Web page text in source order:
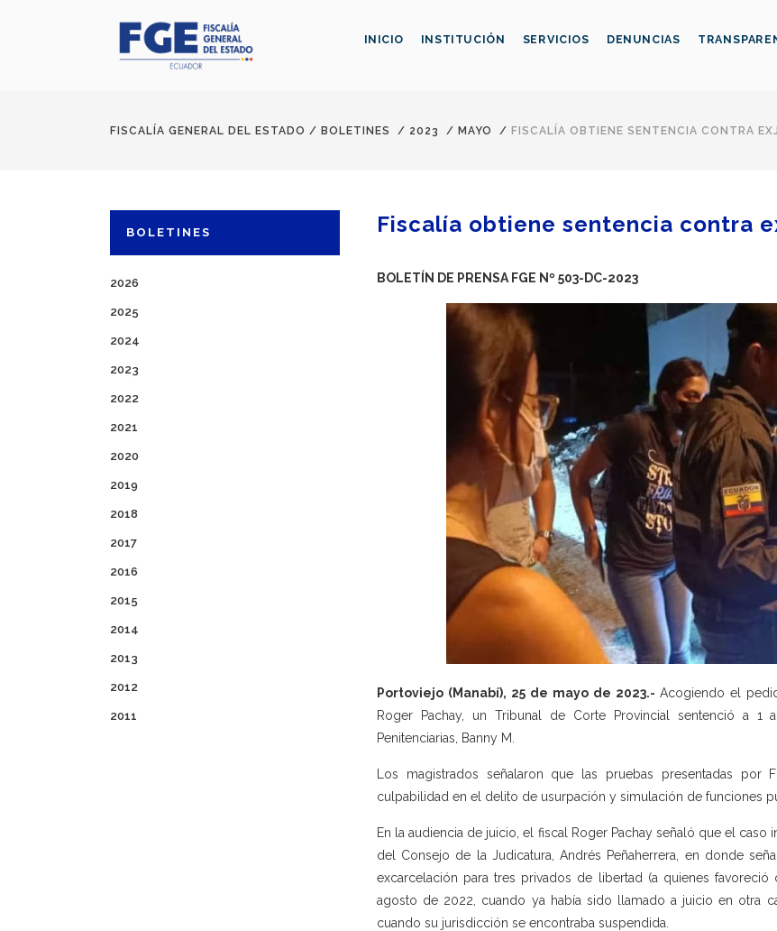
INICIO INSTITUCIÓN SERVICIOS DENUNCIAS
FISCALÍA GENERAL DEL ESTADO / BOLETINES / 2023 / MAYO / FISCALÍA OBTIENE SENTENCIA CONTRA
BOLETINES
2026
2025
2024
2023
2022
2021
2020
2019
2018
2017
2016
2015
2014
2013
2012
2011
Fiscalía obtiene sentencia contra
BOLETÍN DE PRENSA FGE Nº 503-DC-2023
Portoviejo (Manabí), 25 de mayo de 2023.- Acogiendo el
Roger Pachay, un Tribunal de Corte Provincial sentenció a
Penitenciarias, Banny M.
Los magistrados señalaron que las pruebas presentadas por
culpabilidad en el delito de usurpación y simulación de funciones
En la audiencia de juicio, el fiscal Roger Pachay señaló que el
del Consejo de la Judicatura, Andrés Peñaherrera, en donde
excarcelación para tres privados de libertad (a quienes
agosto de 2022, cuando ya había sido llamado a juicio en otra
cuando su jurisdicción se encontraba suspendida.